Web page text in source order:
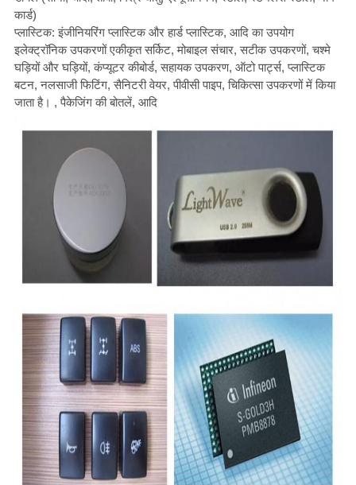
कार्ड)
प्लास्टिक: इंजीनियरिंग प्लास्टिक और हार्ड प्लास्टिक, आदि का उपयोग
इलेक्ट्रॉनिक उपकरणों एकीकृत सर्किट, मोबाइल संचार, सटीक उपकरणों, चश्मे
घड़ियों और घड़ियों, कंप्यूटर कीबोर्ड, सहायक उपकरण, ऑटो पार्ट्स, प्लास्टिक
बटन, नलसाजी फिटिंग, सैनिटरी वेयर, पीवीसी पाइप, चिकित्सा उपकरणों में किया
जाता है। , पैकेजिंग की बोतलें, आदि